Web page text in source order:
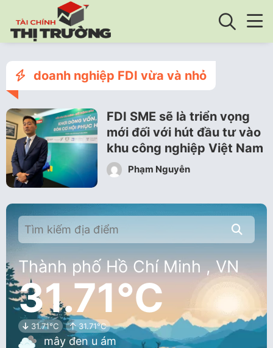
doanh nghiệp FDI vừa và nhỏ
FDI SME sẽ là triển vọng
mới đối với hút đầu tư vào
khu công nghiệp Việt Nam
Phạm Nguyễn
Thành phố Hồ Chí Minh , VN
31.71°C
31.71°C 31.71°C
mây đen u ám